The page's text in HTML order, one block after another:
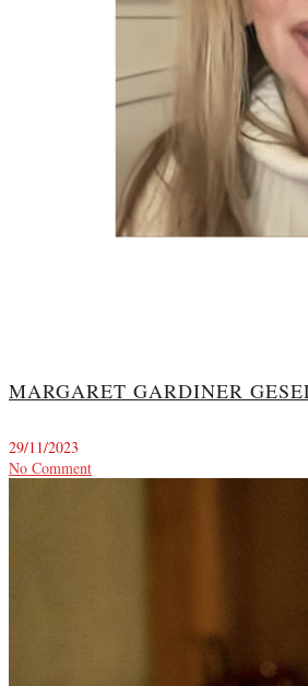
MARGARET GARDINER
29/11/2023
No Comment